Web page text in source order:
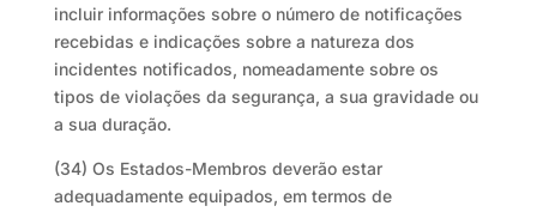
incluir informações sobre o número de notificações
recebidas e indicações sobre a natureza dos
incidentes notificados, nomeadamente sobre os
tipos de violações da segurança, a sua gravidade ou
a sua duração.
(34) Os Estados-Membros deverão estar
adequadamente equipados, em termos de